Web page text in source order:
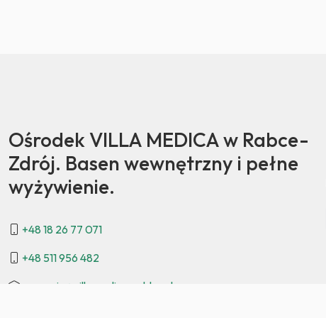
Ośrodek VILLA MEDICA w Rabce-
Zdrój. Basen wewnętrzny i pełne
wyżywienie.
+48 18 26 77 071
+48 511 956 482
recepcja@villamedica-rabka.pl